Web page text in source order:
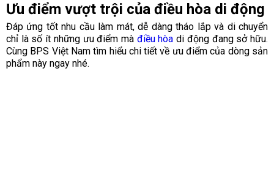
Ưu điểm vượt trội của điều hòa di động
Đáp ứng tốt nhu cầu làm mát, dễ dàng tháo lắp và di chuyển
chỉ là số ít những ưu điểm mà điều hòa di động đang sở hữu.
Cùng BPS Việt Nam tìm hiểu chi tiết về ưu điểm của dòng sản
phẩm này ngay nhé.